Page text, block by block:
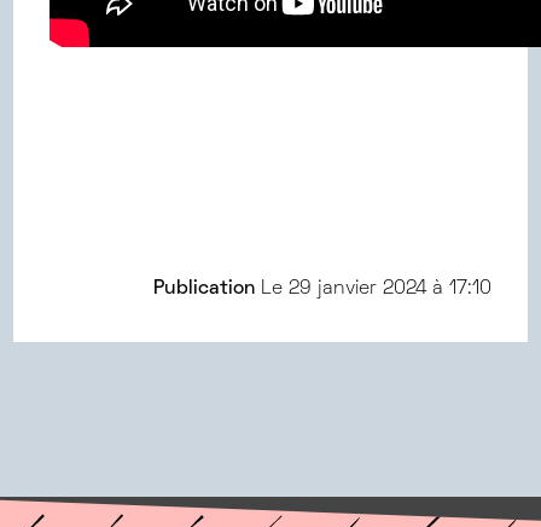
PublicationLe 29 janvier 2024 à 17:10